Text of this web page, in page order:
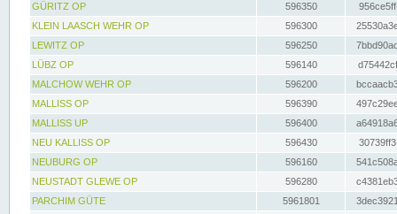
GÜRITZ OP
596350
KLEIN LAASCH WEHR OP
596300
LEWITZ OP
596250
LÜBZ OP
596140
MALCHOW WEHR OP
596200
MALLISS OP
596390
MALLISS UP
596400
NEU KALLISS OP
596430
NEUBURG OP
596160
NEUSTADT GLEWE OP
596280
PARCHIM GÜTE
5961801